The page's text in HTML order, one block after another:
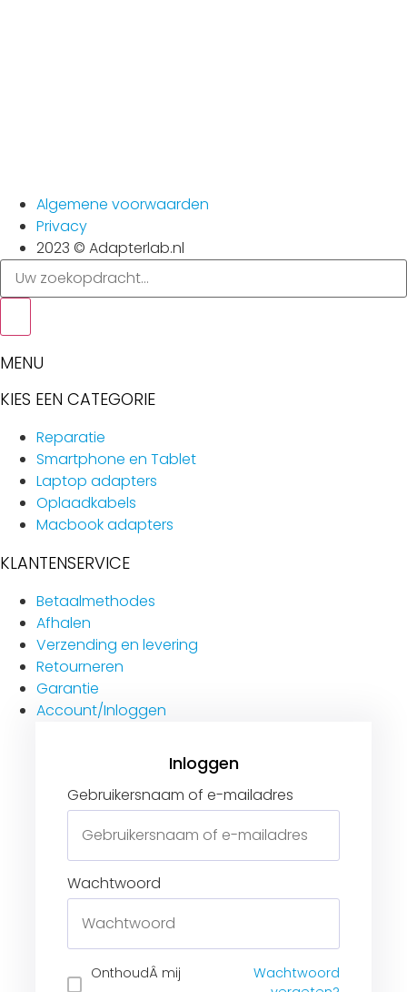
Algemene voorwaarden
Privacy
2023 © Adapterlab.nl
Search
MENU
KIES EEN CATEGORIE
Reparatie
Smartphone en Tablet
Laptop adapters
Oplaadkabels
Macbook adapters
KLANTENSERVICE
Betaalmethodes
Afhalen
Verzending en levering
Retourneren
Garantie
Account/Inloggen
Gebruikersnaam of e-mailadres
Wachtwoord